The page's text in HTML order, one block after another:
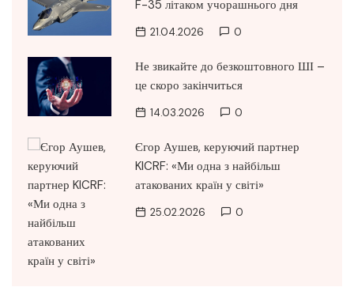
F-35 літаком учорашнього дня
21.04.2026 0
Не звикайте до безкоштовного ШІ –
це скоро закінчиться
14.03.2026 0
Єгор Аушев, керуючий партнер
KICRF: «Ми одна з найбільш
атакованих країн у світі»
25.02.2026 0